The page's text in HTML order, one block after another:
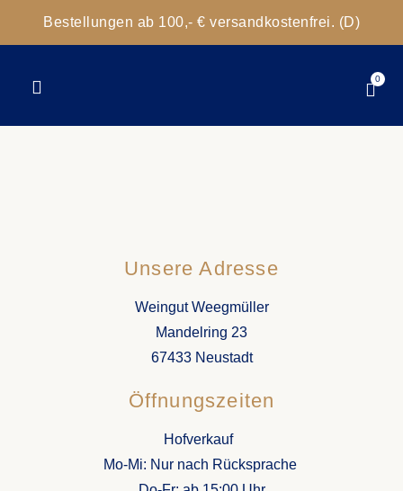
Bestellungen ab 100,- € versandkostenfrei. (D)
0
Unsere Adresse
Weingut Weegmüller
Mandelring 23
67433 Neustadt
Öffnungszeiten
Hofverkauf
Mo-Mi: Nur nach Rücksprache